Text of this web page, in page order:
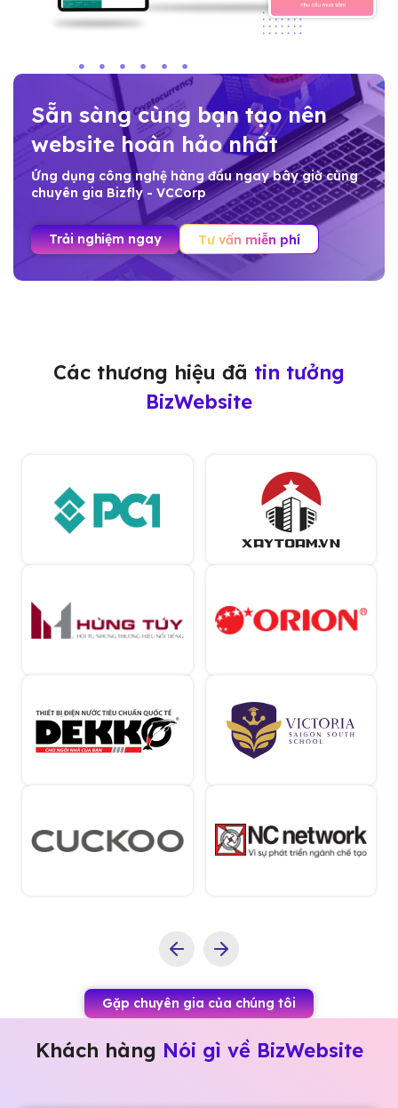
Sẵn sàng cùng bạn tạo nên
website hoàn hảo nhất
Ứng dụng công nghệ hàng đầu ngay bây giờ cùng
chuyên gia Bizfly - VCCorp
Trải nghiệm ngay Tư vấn miễn phí
Các thương hiệu đã tin tưởng
BizWebsite
Gặp chuyên gia của chúng tôi
Khách hàng Nói gì về BizWebsite